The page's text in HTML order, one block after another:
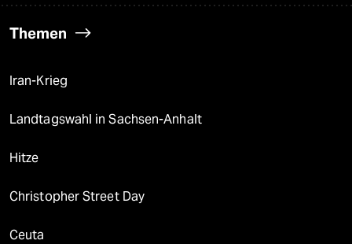
Themen
Iran-Krieg
Landtagswahl in Sachsen-Anhalt
Hitze
Christopher Street Day
Ceuta